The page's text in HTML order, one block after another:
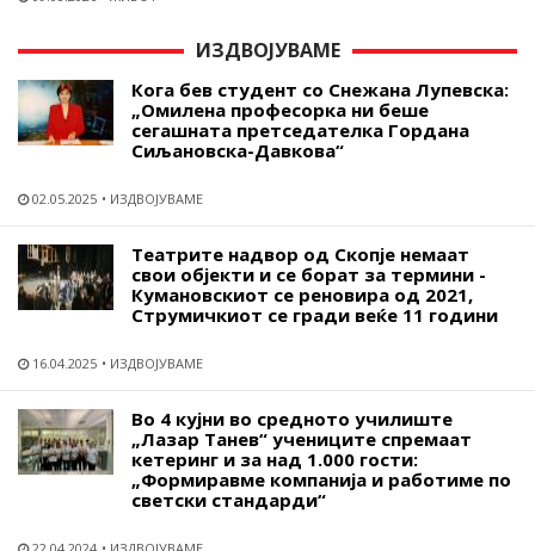
ИЗДВОЈУВАМЕ
Кога бев студент со Снежана Лупевска:
„Омилена професорка ни беше
сегашната претседателка Гордана
Сиљановска-Давкова“
02.05.2025 ИЗДВОЈУВАМЕ
Театрите надвор од Скопје немаат
свои објекти и се борат за термини -
Кумановскиот се реновира од 2021,
Струмичкиот се гради веќе 11 години
16.04.2025 ИЗДВОЈУВАМЕ
Во 4 кујни во средното училиште
„Лазар Танев“ учениците спремаат
кетеринг и за над 1.000 гости:
„Формиравме компанија и работиме по
светски стандарди“